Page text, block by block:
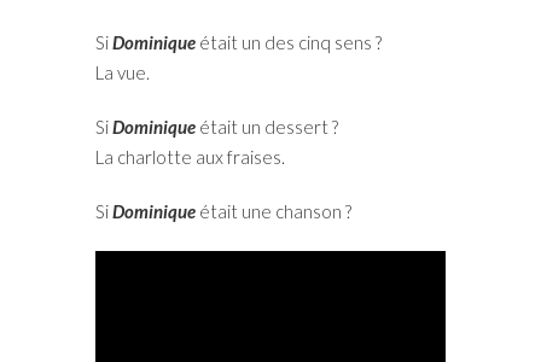
SiDominique était un des cinq sens ?
La vue.
SiDominique était un dessert ?
La charlotte aux fraises.
SiDominique était une chanson ?